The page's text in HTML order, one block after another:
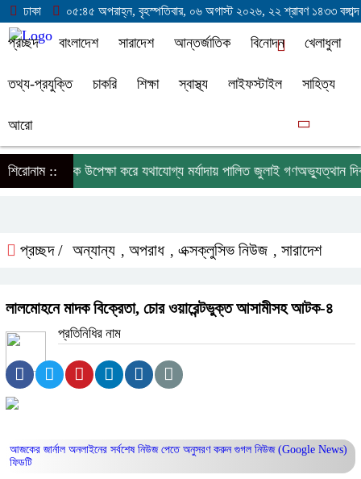
ঢাকা ০৫:৪৫ অপরাহ্ন, বৃহস্পতিবার, ০৬ অগাস্ট ২০২৬, ২২ শ্রাবণ ১৪৩৩ বঙ্গাব্দ
প্রচ্ছদ বাংলাদেশ সারাদেশ আন্তর্জাতিক বিনোদন খেলাধুলা
তথ্য-প্রযুক্তি চাকরি শিক্ষা স্বাস্থ্য লাইফস্টাইল সাহিত্য
আরো
শিরোনাম ::বৃষ্টিকে উপেক্ষা করে যথাযোগ্য মর্যাদায় পালিত জুলাই গণঅভ্যুত্থান দিবস
প্রচ্ছদ / অন্যান্য , অপরাধ , এক্সক্লুসিভ নিউজ , সারাদেশ
লালমোহনে মাদক বিক্রেতা, চোর ওয়ারেন্টভুক্ত আসামীসহ আটক-৪
প্রতিনিধির নাম
আজকের জার্নাল অনলাইনের সর্বশেষ নিউজ পেতে অনুসরণ করুন গুগল নিউজ (Google News)
ফিডটি